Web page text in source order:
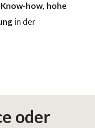
how, hohe
in der
oder